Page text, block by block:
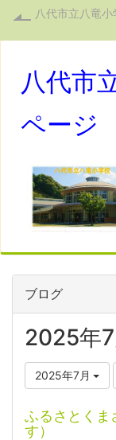
八代市立八竜小
八代市
ページ
ブログ
2025年
2025年7月
ふるさとくま
す）